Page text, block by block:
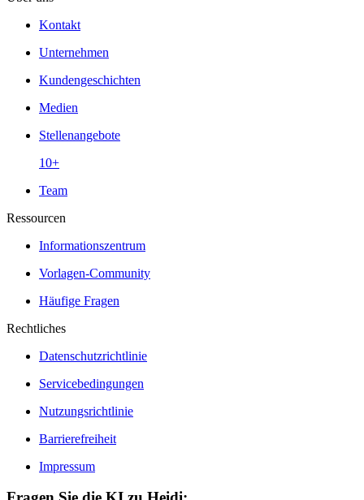
Kontakt
Unternehmen
Kundengeschichten
Medien
Stellenangebote
10+
Team
Ressourcen
Informationszentrum
Vorlagen-Community
Häufige Fragen
Rechtliches
Datenschutzrichtlinie
Servicebedingungen
Nutzungsrichtlinie
Barrierefreiheit
Impressum